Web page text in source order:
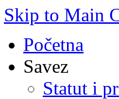
Skip to Main
Početna
Savez
Statut i